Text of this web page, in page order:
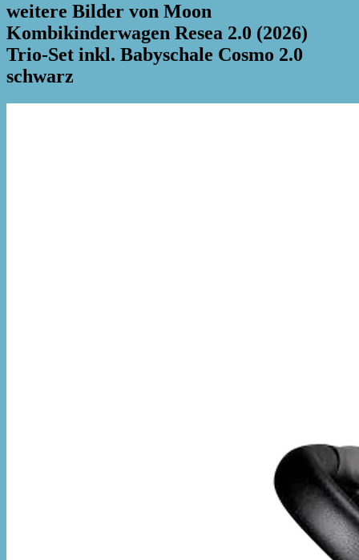
weitere Bilder von Moon
Kombikinderwagen Resea 2.0 (2026)
Trio-Set inkl. Babyschale Cosmo 2.0
schwarz